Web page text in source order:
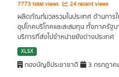
7773 total views 24 recent views
ผลิตภัณฑ์มวลรวมในประเทศ ด้านการ
อุปโภคบริโภคและสะสมทุน ทั้งภาครัฐบ
บริการที่ส่งไปจำหน่ายยังต่างประเทศ
XLSX
กองบัญชีประชาชาติ 3 กรกฎาค